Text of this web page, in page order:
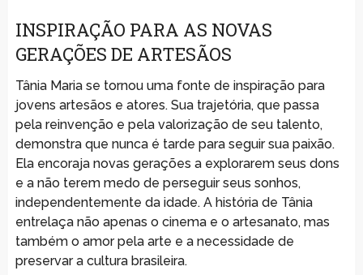
INSPIRAÇÃO PARA AS NOVAS
GERAÇÕES DE ARTESÃOS
Tânia Maria se tornou uma fonte de inspiração para
jovens artesãos e atores. Sua trajetória, que passa
pela reinvenção e pela valorização de seu talento,
demonstra que nunca é tarde para seguir sua paixão.
Ela encoraja novas gerações a explorarem seus dons
e a não terem medo de perseguir seus sonhos,
independentemente da idade. A história de Tânia
entrelaça não apenas o cinema e o artesanato, mas
também o amor pela arte e a necessidade de
preservar a cultura brasileira.